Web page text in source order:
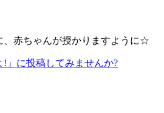
、赤ちゃんが授かりますように☆
」に投稿してみませんか?